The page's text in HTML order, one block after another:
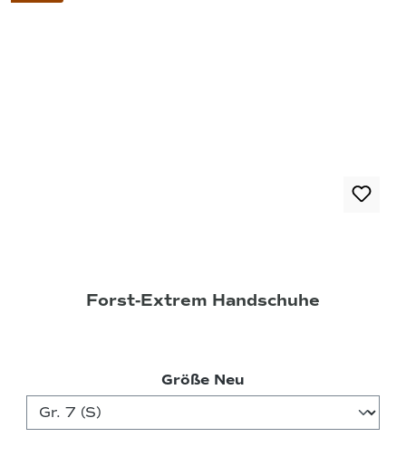
Forst-Extrem Handschuhe
Größe Neu